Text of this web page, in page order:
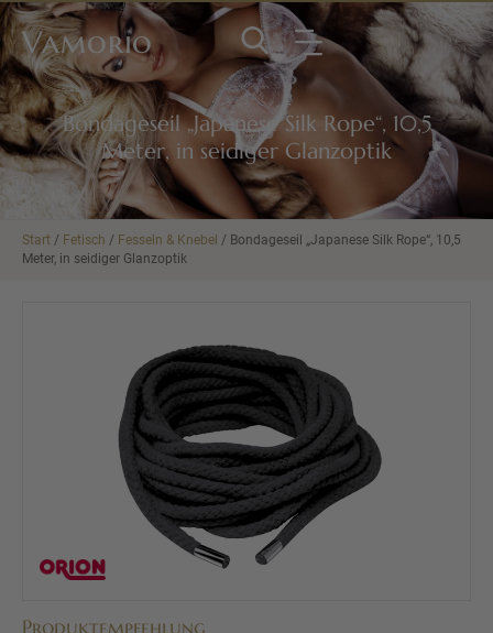
Vamorio
Bondageseil „Japanese Silk Rope“, 10,5
Meter, in seidiger Glanzoptik
Start / Fetisch / Fesseln & Knebel / Bondageseil „Japanese Silk Rope“, 10,5
Meter, in seidiger Glanzoptik
Produktempfehlung